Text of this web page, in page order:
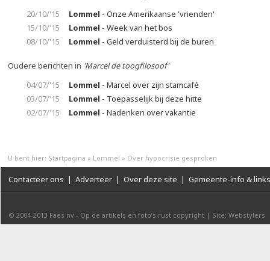
20/10/'15
Lommel - Onze Amerikaanse 'vrienden'
15/10/'15
Lommel - Week van het bos
08/10/'15
Lommel - Geld verduisterd bij de buren
Oudere berichten in 'Marcel de toogfilosoof'
04/07/'15
Lommel - Marcel over zijn stamcafé
03/07/'15
Lommel - Toepasselijk bij deze hitte
02/07/'15
Lommel - Nadenken over vakantie
U bent hier: Startpagina » Lommel » Over hypocrisie gesproken
Contacteer ons | Adverteer | Over deze site | Gemeente-info & links
© 2004-2013 Faes nv - Op de artikels en foto’s rust copyright | Site: Webstylers